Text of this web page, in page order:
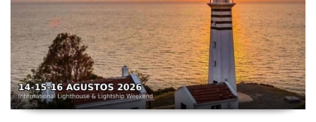
TC3X - Sarpıncık Feneri'nden ILLW'de Aktif Olacak - 14-